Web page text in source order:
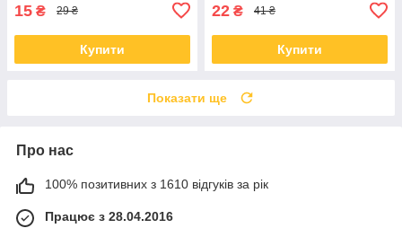
15 ₴ 29 ₴
Купити
22 ₴ 41 ₴
Купити
Показати ще
Про нас
100% позитивних з 1610 відгуків за рік
Працює з 28.04.2016